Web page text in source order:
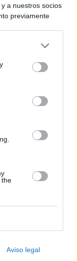
a nuestros socios
previamente
que algún
de
se aplicarán
este sitio web o
the
Aviso legal